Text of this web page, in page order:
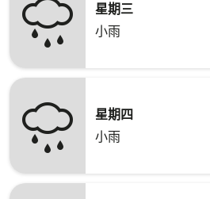
星期三
小雨
星期四
小雨